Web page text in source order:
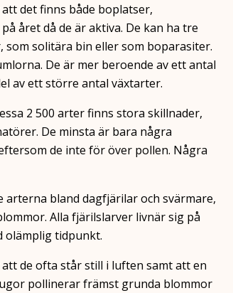
det finns både boplatser,
året då de är aktiva. De kan ha tre
som solitära bin eller som boparasiter.
De är mer beroende av ett antal
av ett större antal växtarter.
2 500 arter finns stora skillnader,
De minsta är bara några
de inte för över pollen. Några
arterna bland dagfjärilar och svärmare,
Alla fjärilslarver livnär sig på
olämplig tidpunkt.
de ofta står still i luften samt att en
pollinerar främst grunda blommor